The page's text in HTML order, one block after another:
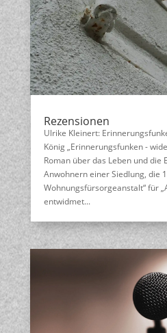
Rezensionen
Ulrike Kleinert:
König „Erinnerungsfunken -
Roman über das Leben und die
Anwohnern einer Siedlung, die
Wohnungsfürsorgeanstalt“ für
entwidmet...